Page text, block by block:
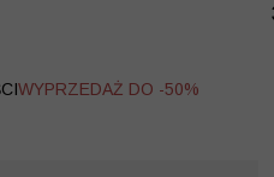
WYPRZEDAŻ DO -50%